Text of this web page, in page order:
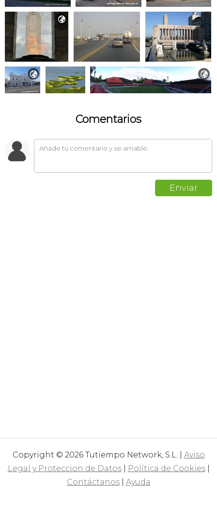

 
Comentarios
Copyright © 2026 Tutiempo Network, S.L. | Aviso
Legal y Proteccion de Datos| Política de Cookies|
Contáctanos| Ayuda